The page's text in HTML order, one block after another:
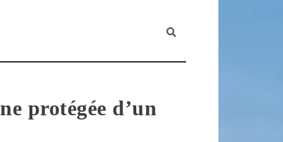
protégée d’un